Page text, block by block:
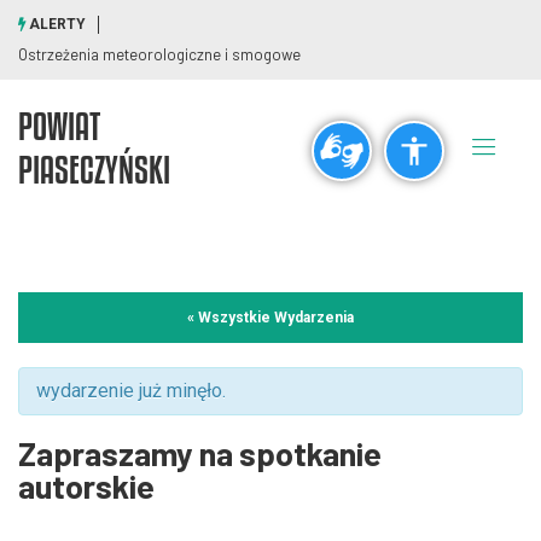
visibility_off title
Rozdzielczość
Czcionki
ALERTY
Ostrzeżenia meteorologiczne i smogowe
POWIAT
PIASECZYŃSKI
« Wszystkie Wydarzenia
wydarzenie już minęło.
Zapraszamy na spotkanie
autorskie